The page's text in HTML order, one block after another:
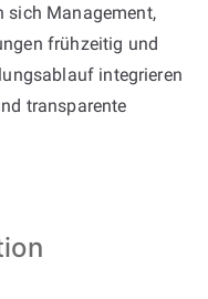
sich Management,
frühzeitig und
integrieren
transparente